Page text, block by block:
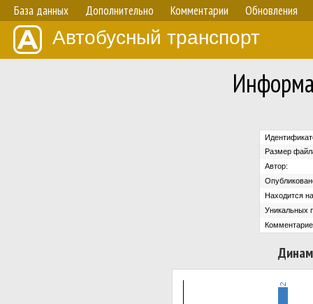
База данных Дополнительно Комментарии Обновления
Автобусный транспорт
Размер
Автор:
Находится
Уникальных